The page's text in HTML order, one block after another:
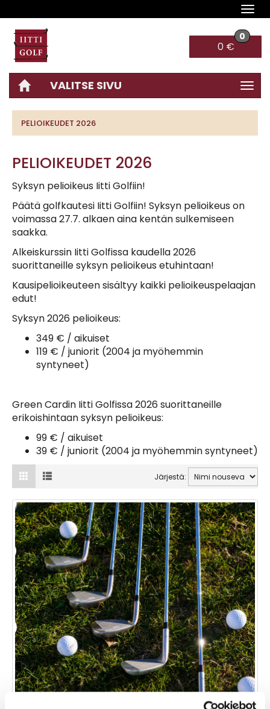
0 €
0
VALITSE SIVU
PELIOIKEUDET 2026
PELIOIKEUDET 2026
Syksyn pelioikeus Iitti Golfiin!
Päätä golfkautesi Iitti Golfiin! Syksyn pelioikeus on
voimassa 27.7. alkaen aina kentän sulkemiseen
saakka.
Alkeiskurssin Iitti Golfissa kaudella 2026
suorittaneille syksyn pelioikeus etuhintaan!
Kausipelioikeuteen sisältyy kaikki pelioikeuspelaajan
edut!
Syksyn 2026 pelioikeus:
349 € / aikuiset
119 € / juniorit (2004 ja myöhemmin
syntyneet)
Green Cardin Iitti Golfissa 2026 suorittaneille
erikoishintaan syksyn pelioikeus:
99 € / aikuiset
39 € / juniorit (2004 ja myöhemmin syntyneet)
Järjestä: